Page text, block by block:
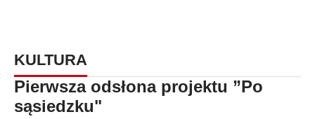
KULTURA
Pierwsza odsłona projektu ”Po
sąsiedzku"